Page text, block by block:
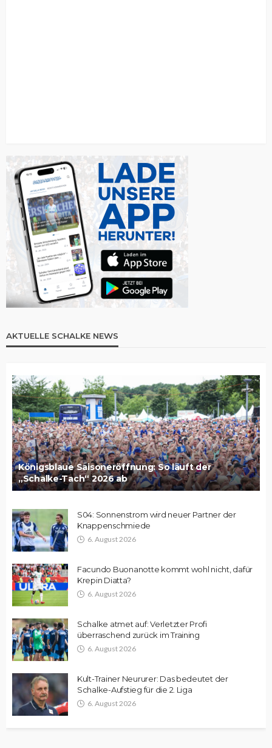
AKTUELLE SCHALKE NEWS
Königsblaue Saisoneröffnung: So läuft der
„Schalke-Tach“ 2026 ab
S04: Sonnenstrom wird neuer Partner der
Knappenschmiede
6. August 2026
Facundo Buonanotte kommt wohl nicht, dafür
Krepin Diatta?
6. August 2026
Schalke atmet auf: Verletzter Profi
überraschend zurück im Training
6. August 2026
Kult-Trainer Neururer: Das bedeutet der
Schalke-Aufstieg für die 2. Liga
6. August 2026